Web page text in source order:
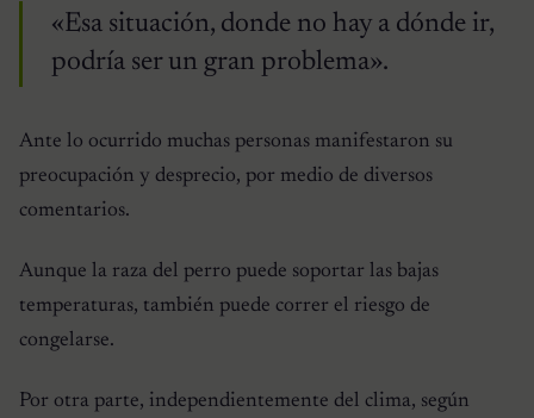
«Esa situación, donde no hay a dónde ir,
podría ser un gran problema».
Ante lo ocurrido muchas personas manifestaron su
preocupación y desprecio, por medio de diversos
comentarios.
Aunque la raza del perro puede soportar las bajas
temperaturas, también puede correr el riesgo de
congelarse.
Por otra parte, independientemente del clima, según